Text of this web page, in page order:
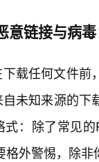
意链接与病
载任何文件
未知来源的
：除了常见
格外警惕，除